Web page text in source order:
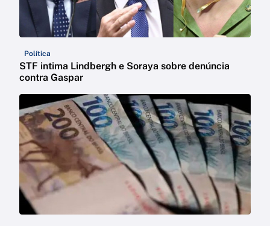
Política
STF intima Lindbergh e Soraya sobre denúncia
contra Gaspar